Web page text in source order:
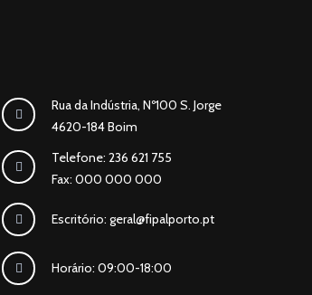
Rua da Indústria, Nº100 S. Jorge
4620-184 Boim
Telefone: 236 621 755
Fax: 000 000 000
Escritório:geral@fipalporto.pt
Horário: 09:00-18:00